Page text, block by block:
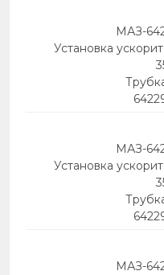
МАЗ-
Установка
МАЗ-
Установка
МАЗ-